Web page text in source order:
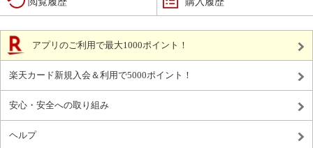
アプリのご利用で最大1000ポイント！
楽天カード新規入会＆利用で5000ポイント！
安心・安全への取り組み
ヘルプ